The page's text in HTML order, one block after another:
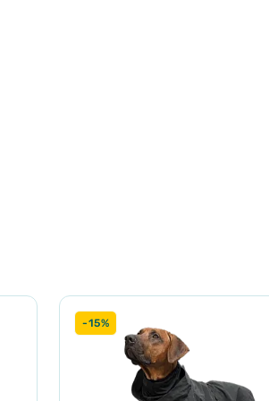
собаки. Розміри, зазначені в таблиці
розмірів, є максимальними.
23 см - 44 см
29 см - 52 см
-15%